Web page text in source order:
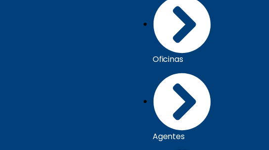
Oficinas
Agentes